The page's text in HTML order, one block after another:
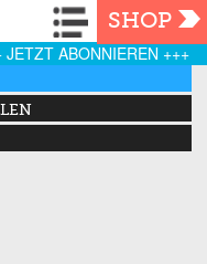
Navigation
SHOP
ABONNIEREN +++